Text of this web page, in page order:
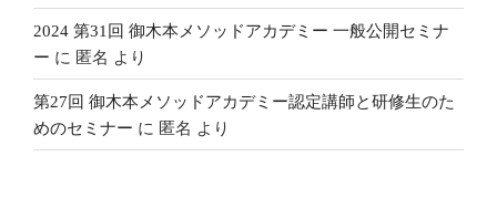
2024 第31回 御木本メソッドアカデミー 一般公開セミナ
ー に 匿名 より
第27回 御木本メソッドアカデミー認定講師と研修生のた
めのセミナー に 匿名 より